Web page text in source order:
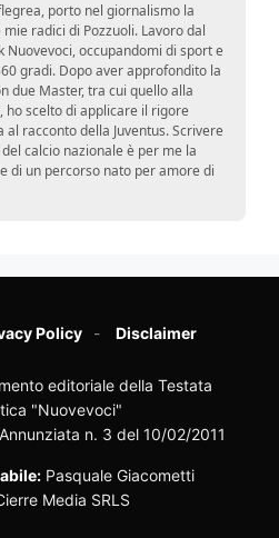
porto nel giornalismo la
radici di Pozzuoli. Lavoro dal
Nuovevoci, occupandomi di sport e
gradi. Dopo aver approfondito la
due Master, tra cui quello alla
ho scelto di applicare il rigore
racconto della Juventus. Scrivere
calcio nazionale è per me la
di un percorso nato per amore di
Policy Disclaimer
editoriale della Testata
"Nuovevoci"
n. 3 del 10/02/2011
Pasquale Giacometti
Media SRLS